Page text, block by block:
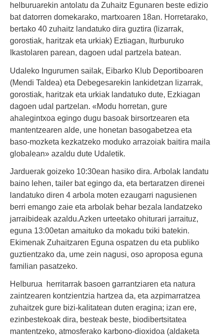
helburuarekin antolatu da Zuhaitz Egunaren beste edizio
bat datorren domekarako, martxoaren 18an. Horretarako,
bertako 40 zuhaitz landatuko dira guztira (lizarrak,
gorostiak, haritzak eta urkiak) Eztiagan, Iturburuko
Ikastolaren parean, dagoen udal partzela batean.
Udaleko Ingurumen sailak, Eibarko Klub Deportiboaren
(Mendi Taldea) eta Debegesarekin lankidetzan lizarrak,
gorostiak, haritzak eta urkiak landatuko dute , Ezkiagan
dagoen udal partzelan. «Modu horretan, gure
ahalegintxoa egingo dugu basoak birsortzearen eta
mantentzearen alde, une honetan basogabetzea eta
baso-mozketa kezkatzeko moduko arrazoiak baitira maila
globalean» azaldu dute Udaletik.
Jarduerak goizeko 10:30ean hasiko dira. Arbolak landatu
baino lehen, tailer bat egingo da, eta bertaratzen direnei
landatuko diren 4 arbola moten ezaugarri nagusienen
berri emango zaie eta arbolak behar bezala landatzeko
jarraibideak azaldu.Azken urteetako ohiturari jarraituz,
eguna 13:00etan amaituko da mokadu txiki batekin.
Ekimenak Zuhaitzaren Eguna ospatzen du eta publiko
guztientzako da, ume zein nagusi, oso aproposa eguna
familian pasatzeko.
Helburua herritarrak basoen garrantziaren eta natura
zaintzearen kontzientzia hartzea da, eta azpimarratzea
zuhaitzek gure bizi-kalitatean duten eragina; izan ere,
ezinbestekoak dira, besteak beste, biodibertsitatea
mantentzeko, atmosferako karbono-dioxidoa (aldaketa